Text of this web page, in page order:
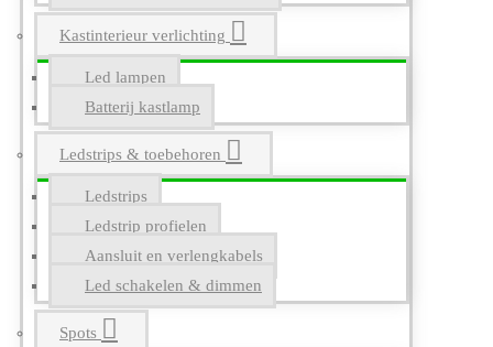
Kastinterieur verlichting
Led lampen
Batterij kastlamp
Ledstrips & toebehoren
Ledstrips
Ledstrip profielen
Aansluit en verlengkabels
Led schakelen & dimmen
Spots